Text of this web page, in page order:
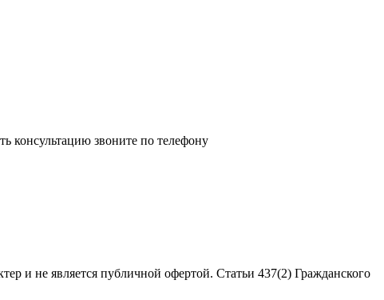
консультацию звоните по телефону
и не является публичной офертой. Статьи 437(2) Гражданского